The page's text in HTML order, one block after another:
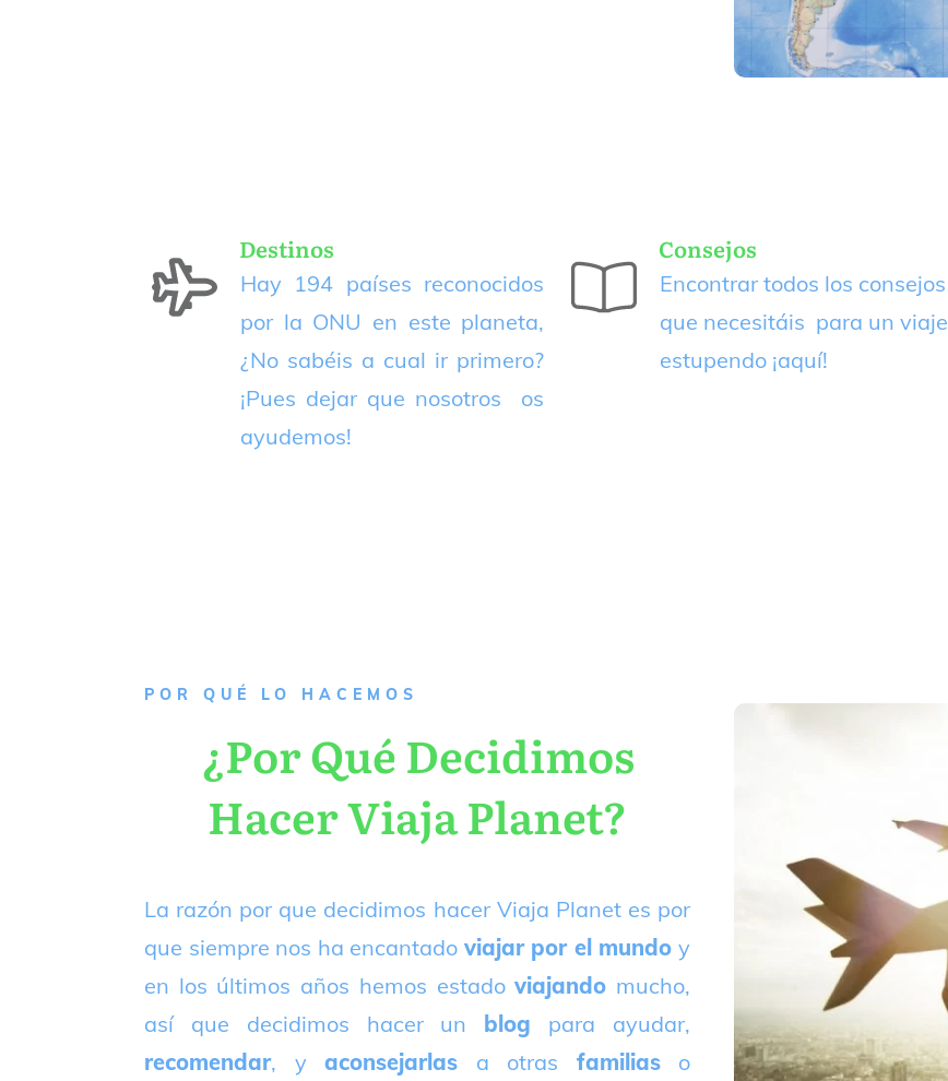
Destinos
Hay 194 países reconocidos
por la ONU en este planeta,
¿No sabéis a cual ir primero?
¡Pues dejar que nosotros os
ayudemos!
Consejos
Encontrar todos los consejos
que necesitáis para un viaje
estupendo ¡aquí!
P OR QUÉ LO HACEMOS
¿Por Qué Decidimos
Hacer Viaja Planet?
La razón por que decidimos hacer Viaja Planet es por
que siempre nos ha encantado viajar por el mundo y
en los últimos años hemos estadoviajando mucho,
así que decidimos hacer un blog para ayudar,
recomendar, y aconsejarlas a otras familiaso